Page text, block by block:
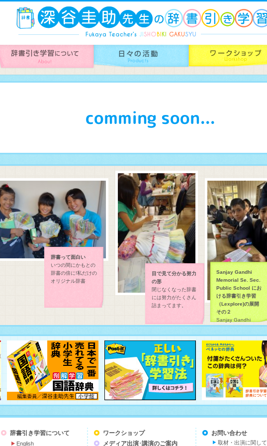
comming soon...
辞書って面白い
いつの間にかもとの
辞書の倍に!私だけの
オリジナル辞書
目で見て分かる努力
の形
閉じなくなった辞書
には努力がたくさん
詰まってます。
Sanjay Gandhi
Memorial Se. Sec.
Public School にお
ける辞書引き学習
（Lexplore)の展開
その２
Sanjay Gandhi
Memorial Se. Sec.
Public School にお
ける辞書引き学習
（Lexplore)の展開で
す。
辞書引き学習について
English
ワークショップ
メディア出演･講演のご案内
お問い合わせ
取材・出演に関して